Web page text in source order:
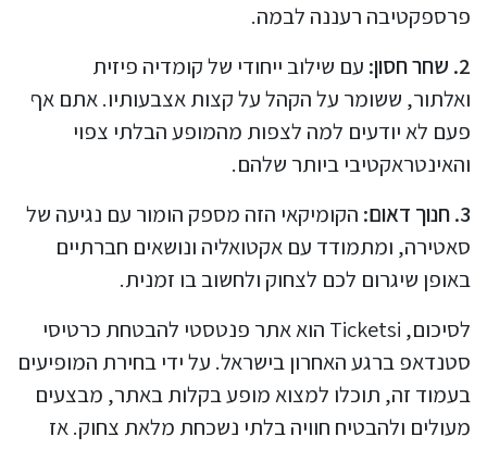
פרספקטיבה רעננה לבמה.
2. שחר חסון:
עם שילוב ייחודי של קומדיה פיזית
ואלתור, ששומר על הקהל על קצות אצבעותיו. אתם אף
פעם לא יודעים למה לצפות מהמופע הבלתי צפוי
והאינטראקטיבי ביותר שלהם.
3. חנוך דאום:
הקומיקאי הזה מספק הומור עם נגיעה של
סאטירה, ומתמודד עם אקטואליה ונושאים חברתיים
באופן שיגרום לכם לצחוק ולחשוב בו זמנית.
לסיכום, Ticketsi הוא אתר פנטסטי להבטחת כרטיסי
סטנדאפ ברגע האחרון בישראל. על ידי בחירת המופיעים
בעמוד זה, תוכלו למצוא מופע בקלות באתר, מבצעים
מעולים ולהבטיח חוויה בלתי נשכחת מלאת צחוק. אז